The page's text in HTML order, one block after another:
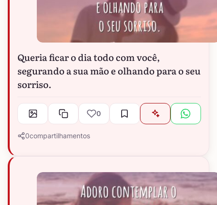
Queria ficar o dia todo com você,
segurando a sua mão e olhando para o seu
sorriso.
0
0compartilhamentos